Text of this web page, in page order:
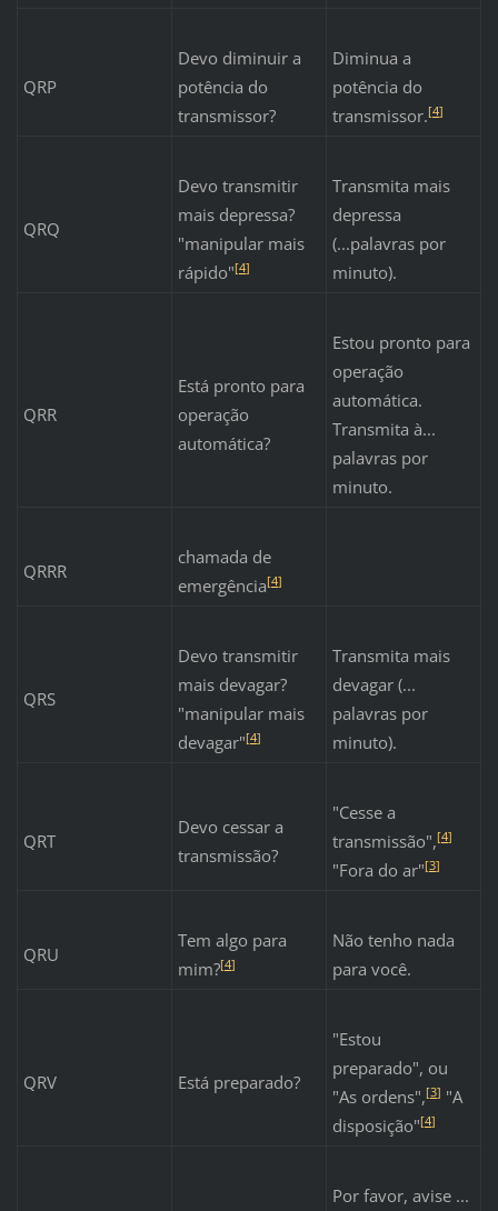
QRP
Devo diminuir a
potência do
transmissor?
Diminua a
potência do
transmissor.[4]
QRQ
Devo transmitir
mais depressa?
"manipular mais
rápido"[4]
Transmita mais
depressa
(...palavras por
minuto).
QRR
Está pronto para
operação
automática?
Estou pronto para
operação
automática.
Transmita à...
palavras por
minuto.
QRRR
chamada de
emergência[4]
QRS
Devo transmitir
mais devagar?
"manipular mais
devagar"[4]
Transmita mais
devagar (...
palavras por
minuto).
QRT
Devo cessar a
transmissão?
"Cesse a
transmissão",[4]
"Fora do ar"[3]
QRU
Tem algo para
mim?[4]
Não tenho nada
para você.
QRV Está preparado?
"Estou
preparado", ou
"As ordens",[3] "A
disposição"[4]
Por favor, avise ...